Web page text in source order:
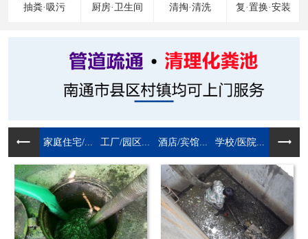
抽粪·吸污
厨房·卫生间
清掏·清洗
复·置换·安装
家庭住宅/... 工厂/园区... 酒店/宾馆... 学校/医院...